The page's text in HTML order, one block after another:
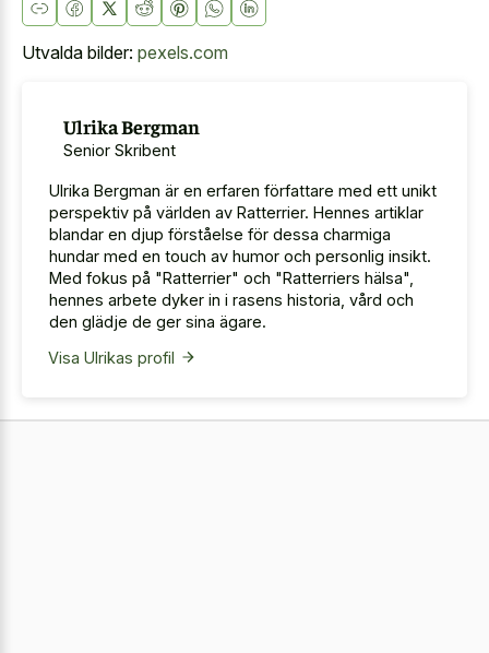
Utvalda bilder: pexels.com
Ulrika Bergman
Senior Skribent
Ulrika Bergman är en erfaren författare med ett unikt
perspektiv på världen av Ratterrier. Hennes artiklar
blandar en djup förståelse för dessa charmiga
hundar med en touch av humor och personlig insikt.
Med fokus på "Ratterrier" och "Ratterriers hälsa",
hennes arbete dyker in i rasens historia, vård och
den glädje de ger sina ägare.
Visa Ulrikas profil